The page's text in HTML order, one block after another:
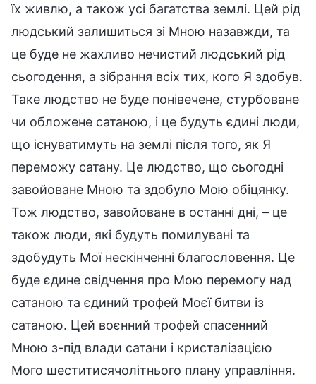
їх живлю, а також усі багатства землі. Цей рід
людський залишиться зі Мною назавжди, та
це буде не жахливо нечистий людський рід
сьогодення, а зібрання всіх тих, кого Я здобув.
Таке людство не буде понівечене, стурбоване
чи обложене сатаною, і це будуть єдині люди,
що існуватимуть на землі після того, як Я
переможу сатану. Це людство, що сьогодні
завойоване Мною та здобуло Мою обіцянку.
Тож людство, завойоване в останні дні, – це
також люди, які будуть помилувані та
здобудуть Мої нескінченні благословення. Це
буде єдине свідчення про Мою перемогу над
сатаною та єдиний трофей Моєї битви із
сатаною. Цей воєнний трофей спасенний
Мною з-під влади сатани і кристалізацією
Мого шеститисячолітнього плану управління.